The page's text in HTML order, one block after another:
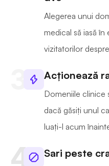
Alegerea unui
medical să iasă în
vizitatorilor
Acționează
Domeniile clinice
dacă găsiți unul
luați-l acum
Sari peste